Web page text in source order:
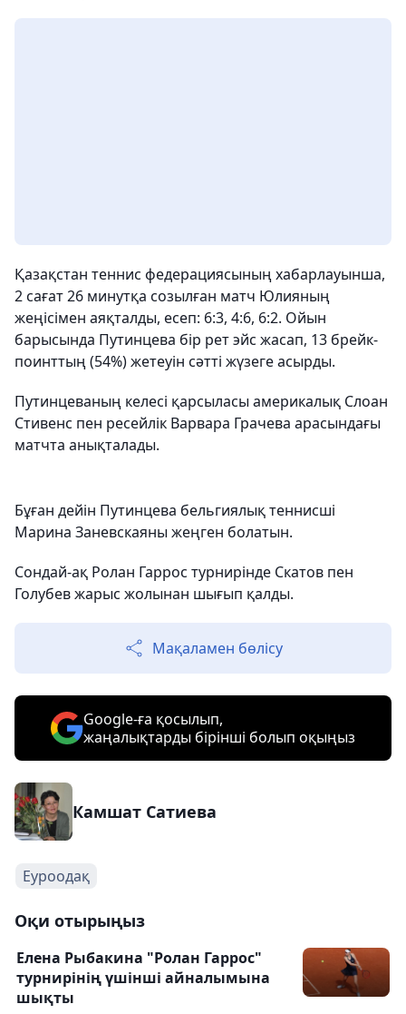
Қазақстан теннис федерациясының хабарлауынша,
2 сағат 26 минутқа созылған матч Юлияның
жеңісімен аяқталды, есеп: 6:3, 4:6, 6:2. Ойын
барысында Путинцева бір рет эйс жасап, 13 брейк-
поинттың (54%) жетеуін сәтті жүзеге асырды.
Путинцеваның келесі қарсыласы америкалық Слоан
Стивенс пен ресейлік Варвара Грачева арасындағы
матчта анықталады.
Бұған дейін Путинцева бельгиялық теннисші
Марина Заневскаяны жеңген болатын.
Сондай-ақ Ролан Гаррос турнирінде Скатов пен
Голубев жарыс жолынан шығып қалды.
Мақаламен бөлісу
Google-ға қосылып,
жаңалықтарды бірінші болып оқыңыз
Камшат Сатиева
Еуроодақ
Оқи отырыңыз
Елена Рыбакина "Ролан Гаррос"
турнирінің үшінші айналымына
шықты